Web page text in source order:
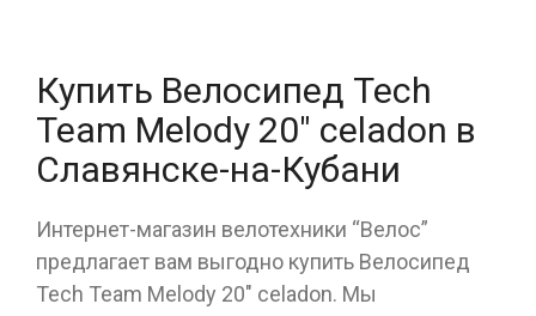
Купить Велосипед Tech
Team Melody 20" celadon в
Славянске-на-Кубани
Интернет-магазин велотехники “Велос”
предлагает вам выгодно купить Велосипед
Tech Team Melody 20" celadon. Мы